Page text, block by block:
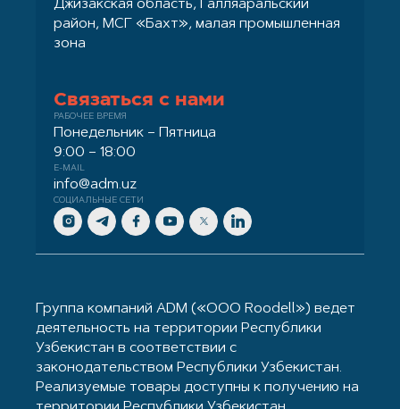
Джизакская область, Галляаральский
район, МСГ «Бахт», малая промышленная
зона
Связаться с нами
РАБОЧЕЕ ВРЕМЯ
Понедельник – Пятница
9:00 – 18:00
E-MAIL
info@adm.uz
СОЦИАЛЬНЫЕ СЕТИ
Группа компаний ADM («ООО Roodell») ведет
деятельность на территории Республики
Узбекистан в соответствии с
законодательством Республики Узбекистан.
Реализуемые товары доступны к получению на